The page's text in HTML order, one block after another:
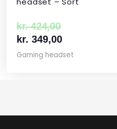
kr.424,00
kr. 349,00
Gaming headset